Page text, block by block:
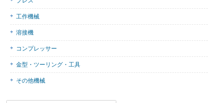
工作機械
溶接機
コンプレッサー
金型・ツーリング・工具
その他機械